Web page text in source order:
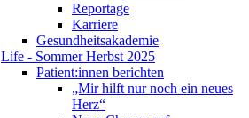
Reportage
Karriere
Gesundheitsakademie
Life - Sommer Herbst 2025
Patient:innen berichten
„Mir hilft nur noch ein neues
Herz“